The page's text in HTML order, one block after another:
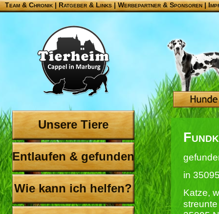
Team & Chronik |Ratgeber & Links|Werbepartner & Sponsoren|
Unsere Tiere
Entlaufen & gefunden
Wie kann ich helfen?
in
Katze,